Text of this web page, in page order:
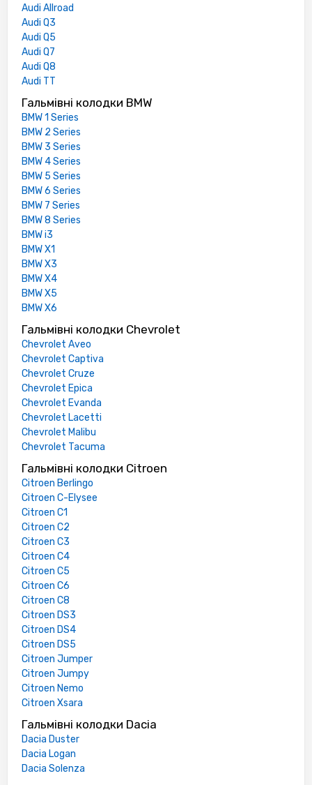
Audi Allroad
Audi Q3
Audi Q5
Audi Q7
Audi Q8
Audi TT
Гальмівні колодки BMW
BMW 1 Series
BMW 2 Series
BMW 3 Series
BMW 4 Series
BMW 5 Series
BMW 6 Series
BMW 7 Series
BMW 8 Series
BMW i3
BMW X1
BMW X3
BMW X4
BMW X5
BMW X6
Гальмівні колодки Chevrolet
Chevrolet Aveo
Chevrolet Captiva
Chevrolet Cruze
Chevrolet Epica
Chevrolet Evanda
Chevrolet Lacetti
Chevrolet Malibu
Chevrolet Tacuma
Гальмівні колодки Citroen
Citroen Berlingo
Citroen C-Elysee
Citroen C1
Citroen C2
Citroen C3
Citroen C4
Citroen C5
Citroen C6
Citroen C8
Citroen DS3
Citroen DS4
Citroen DS5
Citroen Jumper
Citroen Jumpy
Citroen Nemo
Citroen Xsara
Гальмівні колодки Dacia
Dacia Duster
Dacia Logan
Dacia Solenza